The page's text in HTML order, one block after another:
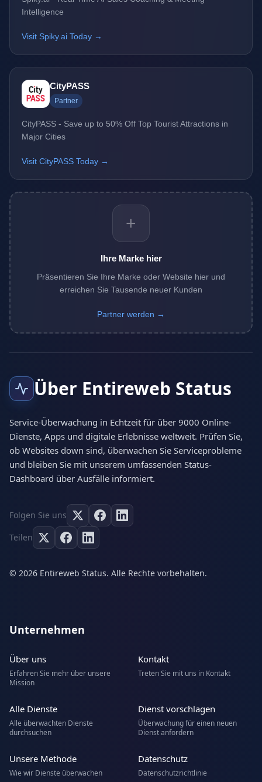
Intelligence
Visit Spiky.ai Today →
CityPASS
Partner
CityPASS - Save up to 50% Off Top Tourist Attractions in
Major Cities
Visit CityPASS Today →
+
Ihre Marke hier
Präsentieren Sie Ihre Marke oder Website hier und
erreichen Sie Tausende neuer Kunden
Partner werden →
Über Entireweb Status
Service-Überwachung in Echtzeit für über 9000 Online-
Dienste, Apps und digitale Erlebnisse weltweit. Prüfen Sie,
ob Websites down sind, überwachen Sie Serviceprobleme
und bleiben Sie mit unserem umfassenden Status-
Dashboard über Ausfälle informiert.
Folgen Sie uns
Teilen
© 2026 Entireweb Status. Alle Rechte vorbehalten.
Unternehmen
Über uns
Erfahren Sie mehr über unsere
Mission
Kontakt
Treten Sie mit uns in Kontakt
Alle Dienste
Alle überwachten Dienste
durchsuchen
Dienst vorschlagen
Überwachung für einen neuen
Dienst anfordern
Unsere Methode
Wie wir Dienste überwachen
Datenschutz
Datenschutzrichtlinie